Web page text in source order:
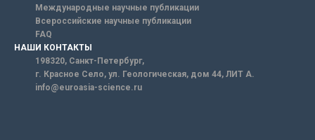
Международные научные публикации
Всероссийские научные публикации
FAQ
НАШИ КОНТАКТЫ
198320, Санкт-Петербург,
г. Красное Село, ул. Геологическая, дом 44, ЛИТ А.
info@euroasia-science.ru